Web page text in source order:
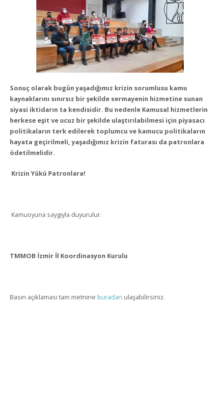
Sonuç olarak bugün yaşadığımız krizin sorumlusu kamu
kaynaklarını sınırsız bir şekilde sermayenin hizmetine sunan
siyasi iktidarın ta kendisidir. Bu nedenle Kamusal hizmetlerin
herkese eşit ve ucuz bir şekilde ulaştırılabilmesi için piyasacı
politikaların terk edilerek toplumcu ve kamucu politikaların
hayata geçirilmeli, yaşadığımız krizin faturası da patronlara
ödetilmelidir.
Krizin Yükü Patronlara!
Kamuoyuna saygıyla duyurulur.
TMMOB İzmir İl Koordinasyon Kurulu
Basın açıklaması tam metnine buradan ulaşabilirsiniz.